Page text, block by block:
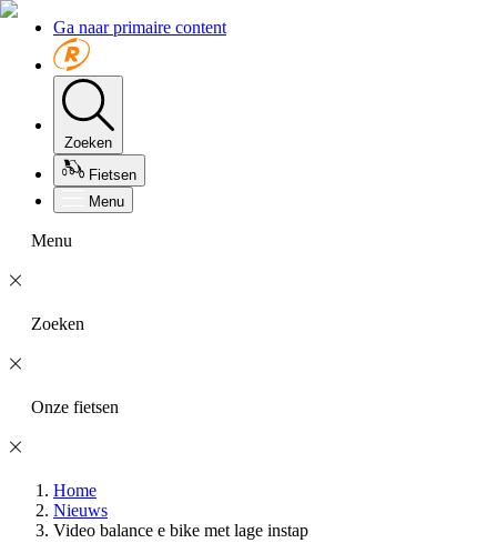
Ga naar primaire content
Zoeken
Fietsen
Menu
Menu
Zoeken
Onze fietsen
Home
Nieuws
Video balance e bike met lage instap